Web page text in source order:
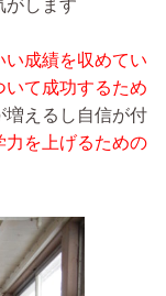
がします
い成績を収めてい
いて成功するため
増えるし自信が付
力を上げるための